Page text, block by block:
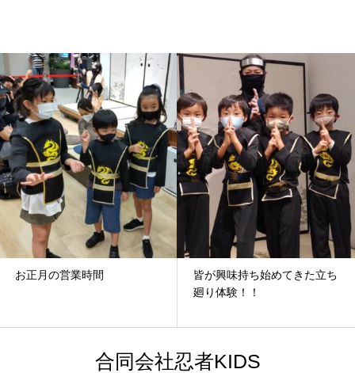
お正月の営業時間
皆が興味持ち始めてきた立ち
廻り体験！！
合同会社忍者KIDS